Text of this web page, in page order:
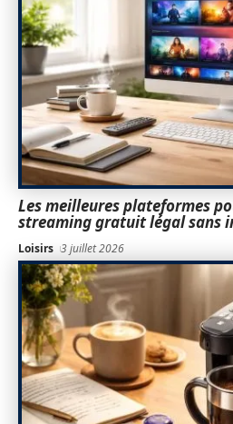
Les meilleures plateformes
streaming gratuit légal sans
Loisirs 3 juillet 2026